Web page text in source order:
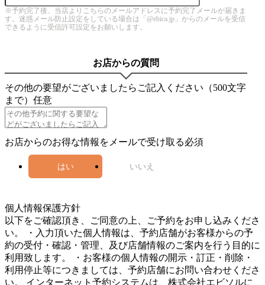
※予約完了後、当店よりこちらのメールアドレスに予約完了メールが届きま
す。迷惑メール防止設定をしている場合は「@ebica.jp」からのメールを受信
できるように受信許可設定をお願いします。
お店からの質問
その他の要望がございましたらご記入ください（500文字
まで） 任意
お店からのお得な情報をメールで受け取る必須
はい いいえ
個人情報保護方針
以下をご確認頂き、ご同意の上、ご予約をお申し込みくださ
い。 ・入力頂いた個人情報は、予約店舗がお客様からの予
約の受付・確認・管理、及び店舗情報のご案内を行う目的に
利用致します。 ・お客様の個人情報の開示・訂正・削除・
利用停止等につきましては、予約店舗にお問い合わせくださ
い。 インターネット予約システムは、株式会社エビソルに